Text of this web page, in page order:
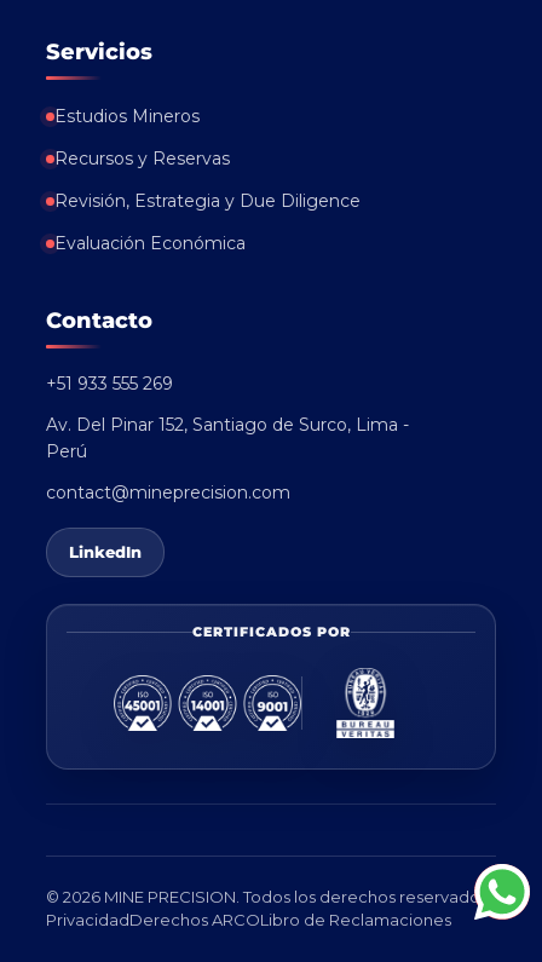
Servicios
Estudios Mineros
Recursos y Reservas
Revisión, Estrategia y Due Diligence
Evaluación Económica
Contacto
+51 933 555 269
Av. Del Pinar 152, Santiago de Surco, Lima -
Perú
contact@mineprecision.com
LinkedIn
CERTIFICADOS POR
© 2026 MINE PRECISION. Todos los derechos reservados.
PrivacidadDerechos ARCOLibro de Reclamaciones